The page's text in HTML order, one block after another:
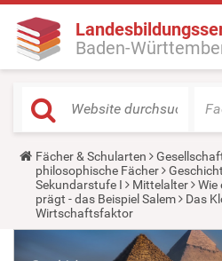
Baden-
Y
o
u
a
r
e
Fächer & Schularten
philosophische Fächer
Sekundarstufe I
Mittelalter
Wie
prägt - das Beispiel Salem
Das
Wirtschaftsfaktor